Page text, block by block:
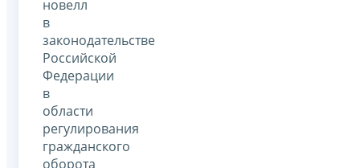
новелл
в
законодательстве
Российской
Федерации
в
области
регулирования
гражданского
оборота